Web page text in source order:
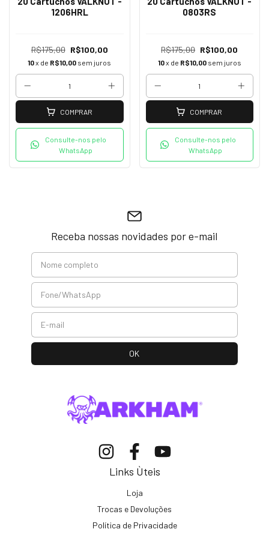
1206HRL
R$175,00 R$100,00
10x de R$10,00 sem juros
COMPRAR
Consulte-nos pelo
WhatsApp
0803RS
R$175,00 R$100,00
10x de R$10,00 sem juros
COMPRAR
Consulte-nos pelo
WhatsApp
Receba nossas novidades por e-mail
Links Ùteis
Loja
Trocas e Devoluções
Política de Privacidade